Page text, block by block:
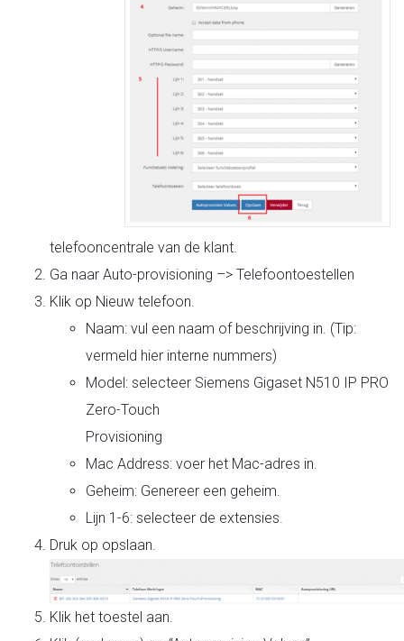
telefooncentrale van de klant.
Ga naar Auto-provisioning –> Telefoontoestellen
Klik op Nieuw telefoon.
Naam: vul een naam of beschrijving in. (Tip:
vermeld hier interne nummers)
Model: selecteer Siemens Gigaset N510 IP PRO
Zero-Touch
Provisioning
Mac Address: voer het Mac-adres in.
Geheim: Genereer een geheim.
Lijn 1-6: selecteer de extensies.
Druk op opslaan.
Klik het toestel aan.